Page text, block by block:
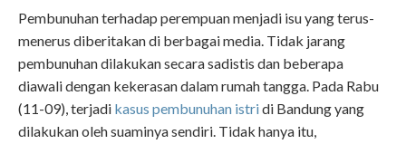
Pembunuhan terhadap perempuan menjadi isu yang terus-
menerus diberitakan di berbagai media. Tidak jarang
pembunuhan dilakukan secara sadistis dan beberapa
diawali dengan kekerasan dalam rumah tangga. Pada Rabu
(11-09), terjadi kasus pembunuhan istridi Bandung yang
dilakukan oleh suaminya sendiri. Tidak hanya itu,